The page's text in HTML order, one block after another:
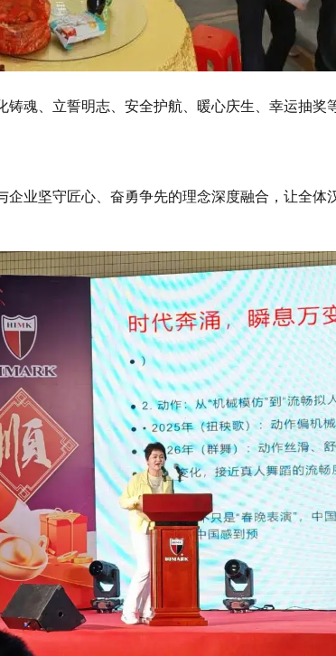
魂、立誓明志、安全护航、暖心庆生、幸运抽奖
业坚守匠心、奋勇争先的理念深度融合，让全